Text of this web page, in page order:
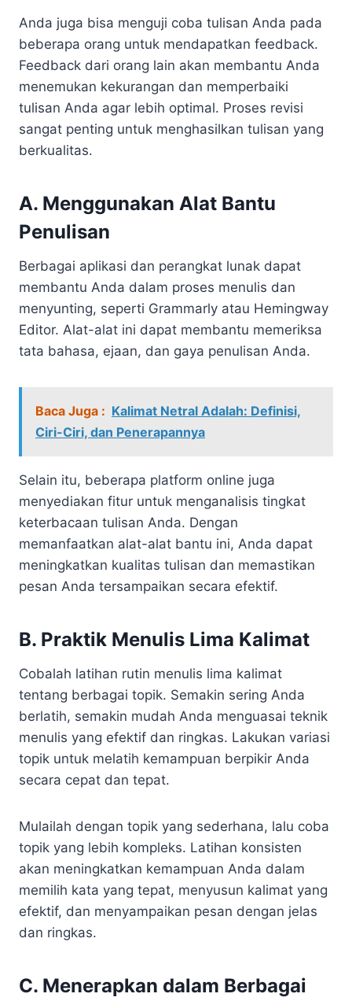
Anda juga bisa menguji coba tulisan Anda pada
beberapa orang untuk mendapatkan feedback.
Feedback dari orang lain akan membantu Anda
menemukan kekurangan dan memperbaiki
tulisan Anda agar lebih optimal. Proses revisi
sangat penting untuk menghasilkan tulisan yang
berkualitas.
A. Menggunakan Alat Bantu
Penulisan
Berbagai aplikasi dan perangkat lunak dapat
membantu Anda dalam proses menulis dan
menyunting, seperti Grammarly atau Hemingway
Editor. Alat-alat ini dapat membantu memeriksa
tata bahasa, ejaan, dan gaya penulisan Anda.
Baca Juga : Kalimat Netral Adalah: Definisi,
Ciri-Ciri, dan Penerapannya
Selain itu, beberapa platform online juga
menyediakan fitur untuk menganalisis tingkat
keterbacaan tulisan Anda. Dengan
memanfaatkan alat-alat bantu ini, Anda dapat
meningkatkan kualitas tulisan dan memastikan
pesan Anda tersampaikan secara efektif.
B. Praktik Menulis Lima Kalimat
Cobalah latihan rutin menulis lima kalimat
tentang berbagai topik. Semakin sering Anda
berlatih, semakin mudah Anda menguasai teknik
menulis yang efektif dan ringkas. Lakukan variasi
topik untuk melatih kemampuan berpikir Anda
secara cepat dan tepat.
Mulailah dengan topik yang sederhana, lalu coba
topik yang lebih kompleks. Latihan konsisten
akan meningkatkan kemampuan Anda dalam
memilih kata yang tepat, menyusun kalimat yang
efektif, dan menyampaikan pesan dengan jelas
dan ringkas.
C. Menerapkan dalam Berbagai